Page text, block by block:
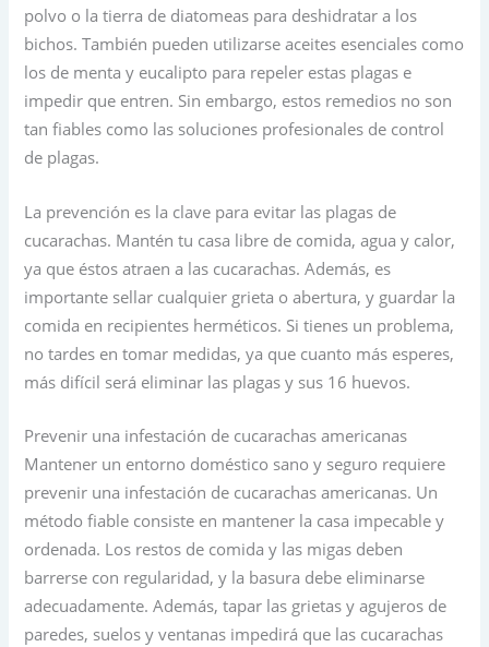
polvo o la tierra de diatomeas para deshidratar a los
bichos. También pueden utilizarse aceites esenciales como
los de menta y eucalipto para repeler estas plagas e
impedir que entren. Sin embargo, estos remedios no son
tan fiables como las soluciones profesionales de control
de plagas.
La prevención es la clave para evitar las plagas de
cucarachas. Mantén tu casa libre de comida, agua y calor,
ya que éstos atraen a las cucarachas. Además, es
importante sellar cualquier grieta o abertura, y guardar la
comida en recipientes herméticos. Si tienes un problema,
no tardes en tomar medidas, ya que cuanto más esperes,
más difícil será eliminar las plagas y sus 16 huevos.
Prevenir una infestación de cucarachas americanas
Mantener un entorno doméstico sano y seguro requiere
prevenir una infestación de cucarachas americanas. Un
método fiable consiste en mantener la casa impecable y
ordenada. Los restos de comida y las migas deben
barrerse con regularidad, y la basura debe eliminarse
adecuadamente. Además, tapar las grietas y agujeros de
paredes, suelos y ventanas impedirá que las cucarachas